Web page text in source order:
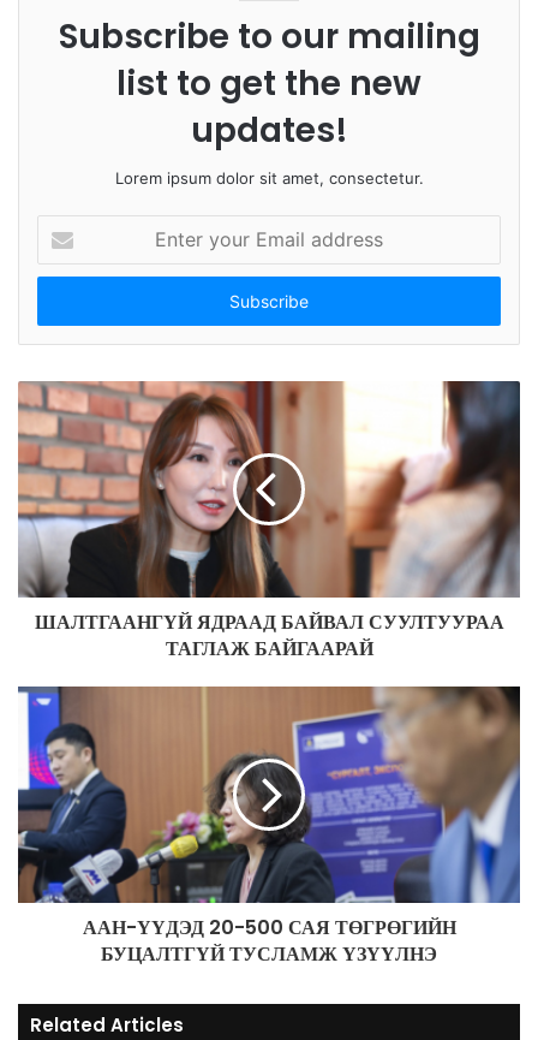
Subscribe to our mailing
list to get the new
updates!
Lorem ipsum dolor sit amet, consectetur.
t
r
o
u
E
m
a
i
l
a
d
s
ШАЛТГААНГҮЙ ЯДРААД БАЙВАЛ СУУЛТУУРАА
ТАГЛАЖ БАЙГААРАЙ
ААН-ҮҮДЭД 20-500 САЯ ТӨГРӨГИЙН
БУЦАЛТГҮЙ ТУСЛАМЖ ҮЗҮҮЛНЭ
Related Articles